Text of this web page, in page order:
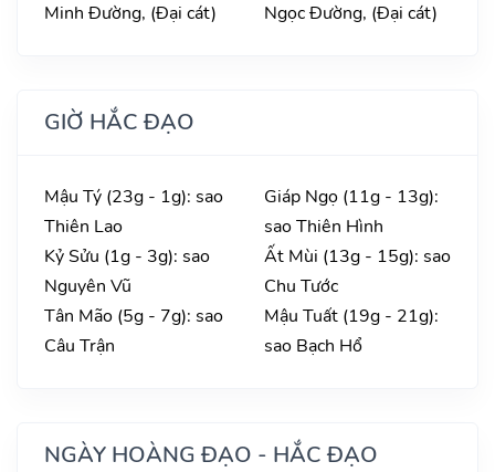
Minh Đường, (Đại cát)
Ngọc Đường, (Đại cát)
GIỜ HẮC ĐẠO
Mậu Tý (23g - 1g): sao
Thiên Lao
Kỷ Sửu (1g - 3g): sao
Nguyên Vũ
Tân Mão (5g - 7g): sao
Câu Trận
Giáp Ngọ (11g - 13g):
sao Thiên Hình
Ất Mùi (13g - 15g): sao
Chu Tước
Mậu Tuất (19g - 21g):
sao Bạch Hổ
NGÀY HOÀNG ĐẠO - HẮC ĐẠO